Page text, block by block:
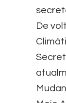
De